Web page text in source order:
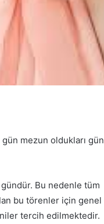
mezun oldukları gün
Bu nedenle tüm
bu törenler için genel
tercih edilmektedir.